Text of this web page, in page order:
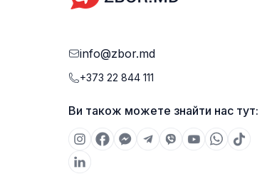
info@zbor.md
+373 22 844 111
Ви також можете знайти нас тут: